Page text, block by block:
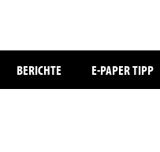
BERICHTE E-PAPER TIPP